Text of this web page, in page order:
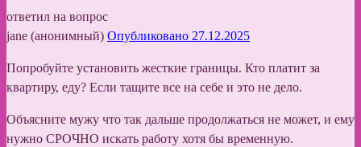
ответил на вопрос
jane (анонимный) Опубликовано 27.12.2025
Попробуйте установить жесткие границы. Кто платит за
квартиру, еду? Если тащите все на себе и это не дело.
Объясните мужу что так дальше продолжаться не может, и ему
нужно СРОЧНО искать работу хотя бы временную.